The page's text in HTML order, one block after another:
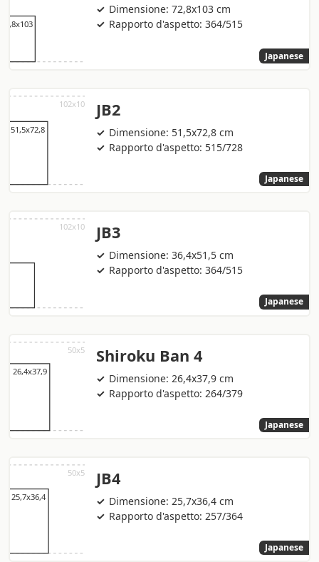
Dimensione: 72,8x103 cm
Rapporto d'aspetto: 364/515
Japanese
JB2
Dimensione: 51,5x72,8 cm
Rapporto d'aspetto: 515/728
Japanese
JB3
Dimensione: 36,4x51,5 cm
Rapporto d'aspetto: 364/515
Japanese
Shiroku Ban 4
Dimensione: 26,4x37,9 cm
Rapporto d'aspetto: 264/379
Japanese
JB4
Dimensione: 25,7x36,4 cm
Rapporto d'aspetto: 257/364
Japanese